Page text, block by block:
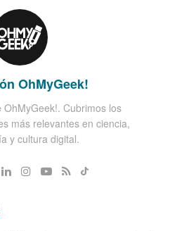
OhMyGeek!
OhMyGeek!. Cubrimos los
más relevantes en ciencia,
y cultura digital.